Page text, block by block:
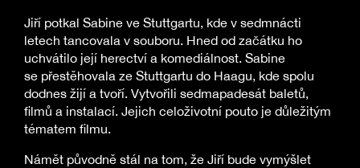
Jiří potkal Sabine ve Stuttgartu, kde v sedmnácti
letech tancovala v souboru. Hned od začátku ho
uchvátilo její herectví a komediálnost. Sabine
se přestěhovala ze Stuttgartu do Haagu, kde spolu
dodnes žijí a tvoří. Vytvořili sedmapadesát baletů,
filmů a instalací. Jejich celoživotní pouto je důležitým
tématem filmu.
Námět původně stál na tom, že Jiří bude vymýšlet